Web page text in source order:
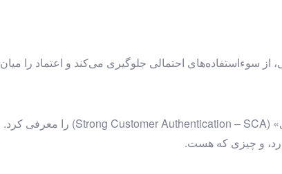
از سوءاستفاده‌های احتمالی جلوگیری می‌کند و اعتماد را میان
مقررات PSD2 که در سال ۲۰۱۸ به اجرا درآمد، برای حذف ضعف‌های امنیتی و حفاظت همه جانبه از مشتریان، الزام به «احراز هویت قوی مشتری» (Strong Customer Authentication – SCA) را معرفی کرد.
و چیزی که هست.